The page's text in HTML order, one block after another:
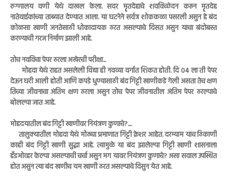
रुग्णालय वणी येथे दाखल केला. सदर मॄतदेहाचे शवविच्छेदन करून मॄतदेह
नातेवाईकांच्या ताब्यात देण्यात आला. या घटनेने सर्वत्र शोककळा पसरली असुन हे बंद
कोळसा खाणी जनतेसाठी धोकादायक ठरत असल्याचे दिसत असुन याचा बंदोबस्त
करण्याची गरज निर्माण झाली आहे.
तोच नवविचा पेपर ठरला अखेरची परीक्षा...
मोहदा येथे राहत असलेली विद्या ही नवव्या वर्गात शिकत होती. दि 04 ला ती पेपर
देऊन घरी आली होती आणि कपडे धुण्यासाठी बंद गिट्टी खाणीकडे गेली असता तेच क्षण
तिच्या जीवनाचा अंतिम क्षण ठरला असुन तोच पेपर जीवनातील अंतिम पेपर ठरल्याचे
बोलल्या जात आहे.
मोहदयातील बंद गिट्टी खाणीवर नियंत्रण कुणाचे?....
तालुक्यातील मोहदा येथे मोठ्या प्रमाणात गिट्टी क्रेशर आहेत. दरम्याम याच ठिकाणी
काही बंद गिट्टी खाणी सुद्धा आहे. त्यामुळे या बंद झालेल्या गिट्टी खाणी शासनाला
हँडओव्हर केल्या असल्याची चर्चा असुन मग यावर नियंत्रण कुणाचे? असा सवाल उपस्थित
होत असुन त्या बंद खणीच यम खाणी ठरत असल्याचे दिसुन येत आहे.